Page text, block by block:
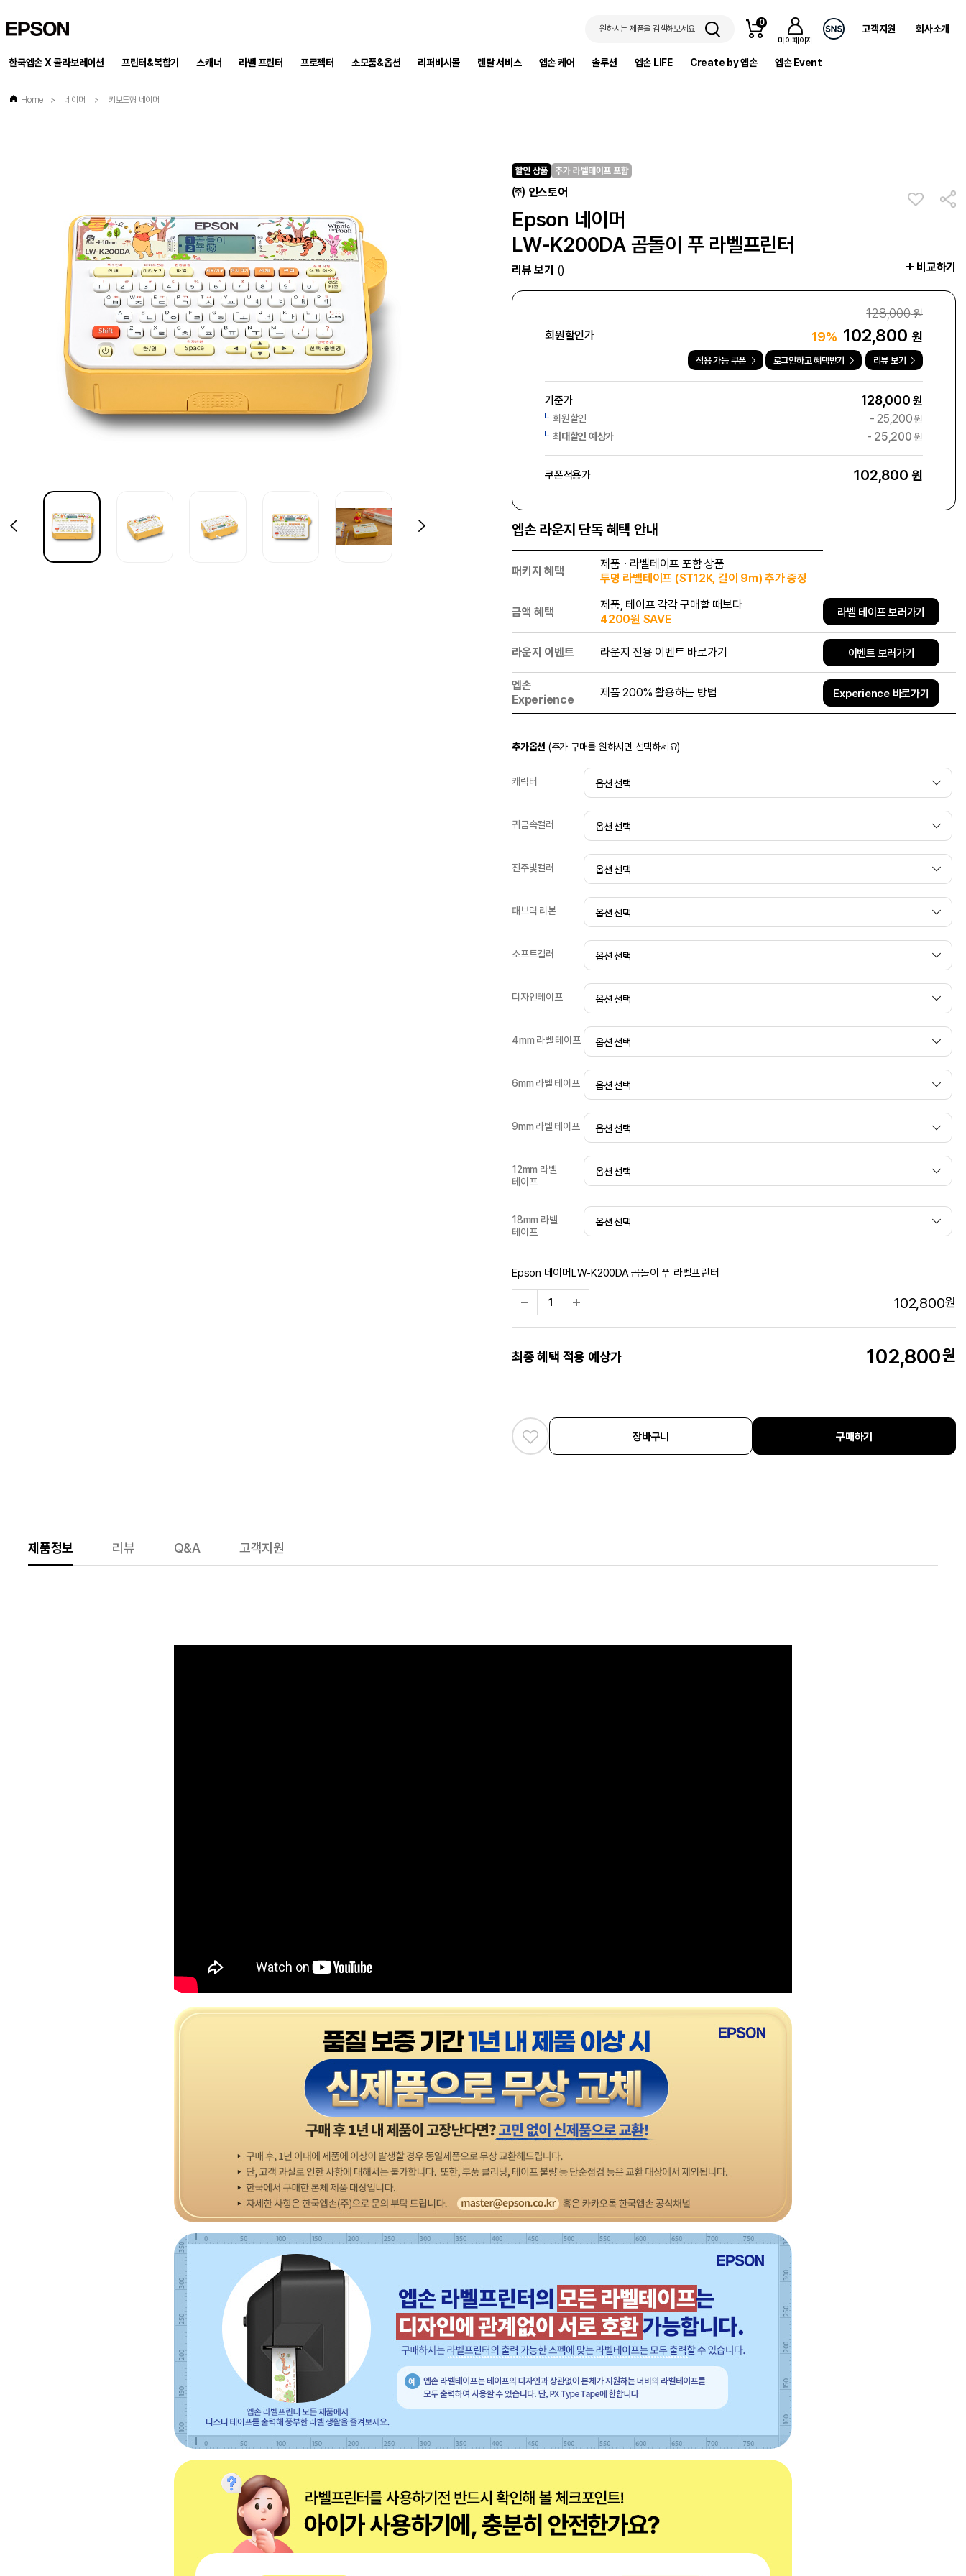
원하시는 제품을 검색해보세요
0
마이페이지
고객지원 회사소개
한국엡손 X 콜라보레이션 프린터&복합기 스캐너 라벨 프린터 프로젝터 소모품&옵션 리퍼비시몰 렌탈 서비스 엡손 케어 솔루션 엡손 LIFE Create by 엡손 엡손 Event
Home > 네이머 > 키보드형 네이머
㈜ 인스토어
Epson 네이머
LW-K200DA 곰돌이 푸 라벨프린터
리뷰 보기 () 비교하기
128,000원
회원할인가
19% 102,800원
적용 가능 쿠폰 로그인하고 혜택받기 리뷰 보기
기준가 128,000원
회원할인 - 25,200원
최대할인 예상가
- 25,200 원
쿠폰적용가 102,800 원
엡손 라운지 단독 혜택 안내
패키지 혜택
제품ㆍ라벨테이프 포함 상품
투명 라벨테이프 (ST12K, 길이 9m) 추가 증정
금액 혜택
제품, 테이프 각각 구매할 때보다
4200원 SAVE
라벨 테이프 보러가기
라운지 이벤트 라운지 전용 이벤트 바로가기 이벤트 보러가기
엡손
Experience
제품 200% 활용하는 방법 Experience 바로가기
추가옵션 (추가 구매를 원하시면 선택하세요)
캐릭터
귀금속컬러
진주빛컬러
패브릭 리본
소프트컬러
디자인테이프
4mm 라벨 테이프
6mm 라벨 테이프
9mm 라벨 테이프
12mm 라벨
테이프
18mm 라벨
테이프
Epson 네이머LW-K200DA 곰돌이 푸 라벨프린터
102,800원
최종 혜택 적용 예상가 102,800원
장바구니 구매하기
제품정보 리뷰 Q&A 고객지원